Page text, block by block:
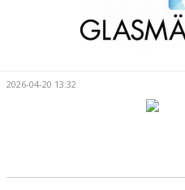
KALENDER
2026-04-20 13:32